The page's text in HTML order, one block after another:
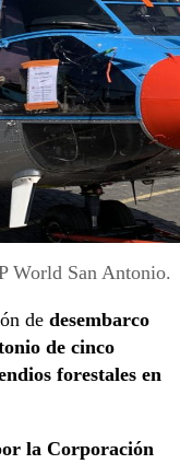
World San Antonio.
de desembarco
de cinco
forestales en
la Corporación